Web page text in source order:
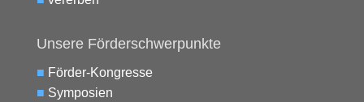
Unsere Förderschwerpunkte
■ Förder-Kongresse
■ Symposien